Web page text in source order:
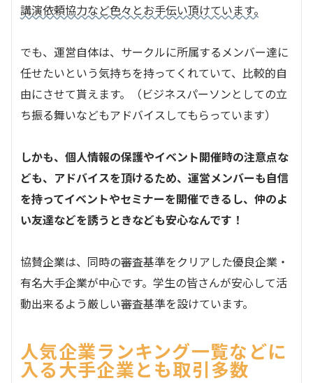
講演依頼協力など色々とお手伝い頂けています。
でも、運営自体は、サークルに所属するメンバー達に
任せたいという気持ちを持ってくれていて、比較的自
由にさせて貰えます。（ビジネスパーソンとしての立
ち振る舞いなどもアドバイスしてもらっています）
しかも、個人情報の保護やイベント開催時の注意点な
ども、アドバイスを頂けるため、運営メンバーも自信
を持ってイベントやセミナーを開催できるし、仲のよ
い友達などを誘うときなども安心なんです！
協賛企業は、同時の審査基準をクリアした優良企業・
有名大手企業が中心です。学生の皆さんが安心して活
動出来るよう厳しい審査基準を設けています。
人気企業ランキング一覧などに
入る大手企業とも取引多数